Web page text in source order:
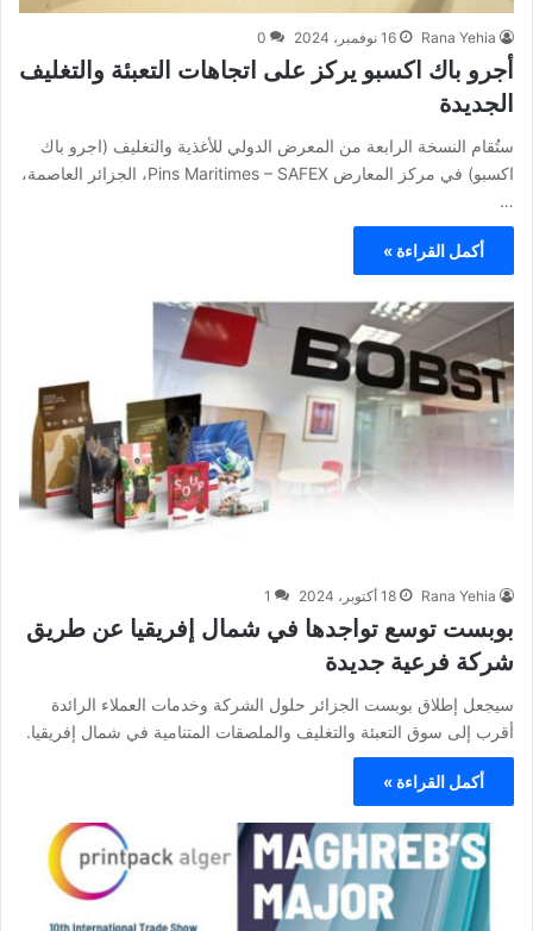
Rana Yehia 16 نوفمبر، 2024 0
أجرو باك اكسبو يركز على اتجاهات التعبئة والتغليف
الجديدة
ستُقام النسخة الرابعة من المعرض الدولي للأغذية والتغليف (اجرو باك
اكسبو) في مركز المعارض Pins Maritimes – SAFEX، الجزائر العاصمة،
…
أكمل القراءة »
Rana Yehia 18 أكتوبر، 2024 1
بوبست توسع تواجدها في شمال إفريقيا عن طريق
شركة فرعية جديدة
سيجعل إطلاق بوبست الجزائر حلول الشركة وخدمات العملاء الرائدة
أقرب إلى سوق التعبئة والتغليف والملصقات المتنامية في شمال إفريقيا.
أكمل القراءة »